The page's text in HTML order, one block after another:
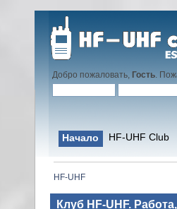
Добро пожаловать, Гость.
Начало HF-UHF Club
HF-UHF
Клуб HF-UHF.